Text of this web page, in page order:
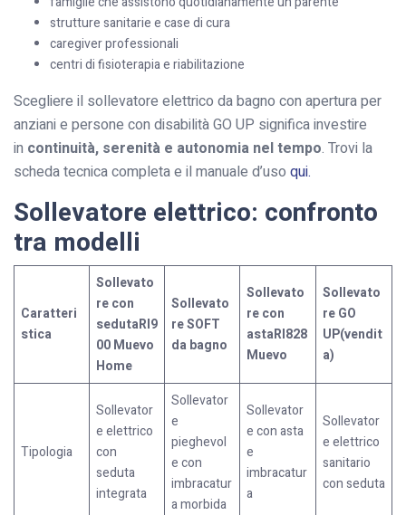
strutture sanitarie e case di cura
caregiver professionali
centri di fisioterapia e riabilitazione
Scegliere il sollevatore elettrico da bagno con apertura per
anziani e persone con disabilità GO UP significa investire
in continuità, serenità e autonomia nel tempo. Trovi la
scheda tecnica completa e il manuale d’uso qui.
Sollevatore elettrico: confronto
tra modelli
Caratteri
stica
Sollevato
re con
sedutaRI9
00 Muevo
Home
Sollevato
re SOFT
da bagno
Sollevato
re con
astaRI828
Muevo
Sollevato
re GO
UP(vendit
a)
Tipologia
Sollevator
e elettrico
con
seduta
integrata
Sollevator
e
pieghevol
e con
imbracatur
a morbida
Sollevator
e con asta
e
imbracatur
a
Sollevator
e elettrico
sanitario
con seduta